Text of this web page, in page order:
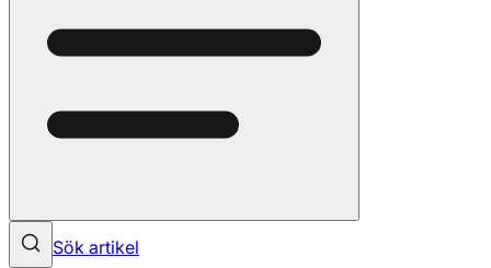
Sök artikel